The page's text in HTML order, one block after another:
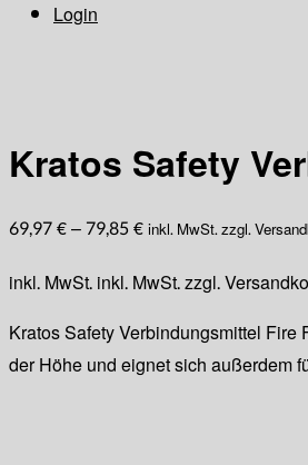
Login
Kratos Safety
69,97€–79,85€inkl. MwSt. zzgl.
inkl. MwSt.inkl. MwSt. zzgl.
Kratos Safety Verbindungsmittel
der Höhe und eignet sich außerdem